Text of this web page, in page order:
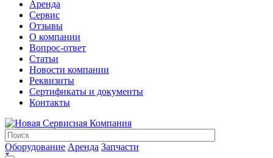
Аренда
Сервис
Отзывы
О компании
Вопрос-ответ
Статьи
Новости компании
Реквизиты
Сертификаты и документы
Контакты
Оборудование Аренда Запчасти